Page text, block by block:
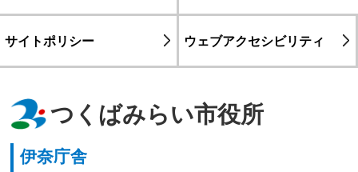
サイトポリシー ウェブアクセシビリティ
つくばみらい市役所
伊奈庁舎